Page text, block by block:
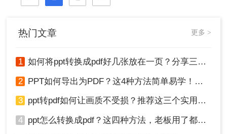
绍PPT转PDF文件的几种常用方法，
热门文章 更多 >
1 如何将ppt转换成pdf好几张放在一页？分享三种简单且高效的方法！
2 PPT如何导出为PDF？这4种方法简单易学！值得收藏！
3 ppt转pdf如何让画质不受损？推荐这三个实用方法给你！
4 ppt怎么转换成pdf？这四种方法，老板用了都给满分！